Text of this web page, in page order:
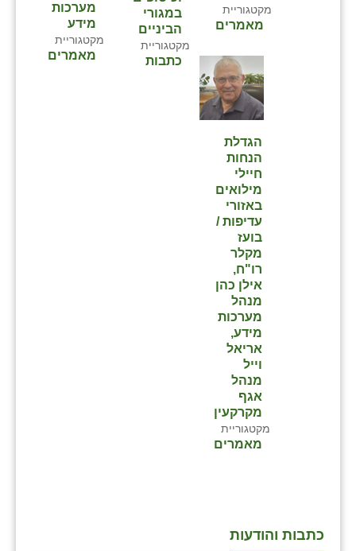
מערכות
מידע
מקטגוריית
מאמרים
במגורי
הביניים
מקטגוריית
כתבות
מקטגוריית
מאמרים
הגדלת
הנחות
חיילי
מילואים
באזורי
עדיפות /
בועז
מקלר
רו"ח,
אילן כהן
מנהל
מערכות
מידע,
אריאל
וייל
מנהל
אגף
מקרקעין
מקטגוריית
מאמרים
כתבות והודעות